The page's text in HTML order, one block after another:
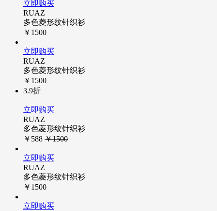
立即购买
RUAZ
多色菱形纹针织衫
￥1500
立即购买
RUAZ
多色菱形纹针织衫
￥1500
3.9折
立即购买
RUAZ
多色菱形纹针织衫
￥588 ￥1500
立即购买
RUAZ
多色菱形纹针织衫
￥1500
立即购买